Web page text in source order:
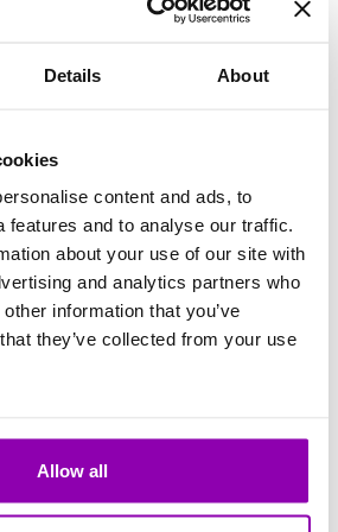
Details About
content and ads, to
features and to analyse our traffic.
about your use of our site with
and analytics partners who
information that you’ve
they’ve collected from your use
Allow all
y actividades.
de Excel, puedes visualizar
en particular.